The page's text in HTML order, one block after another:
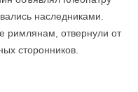
наследниками.
римлянам, отвернули от
сторонников.